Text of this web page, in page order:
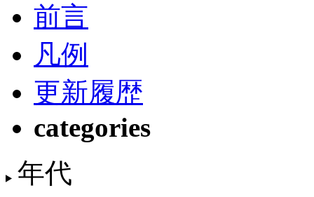
前言
凡例
更新履歴
categories
年代